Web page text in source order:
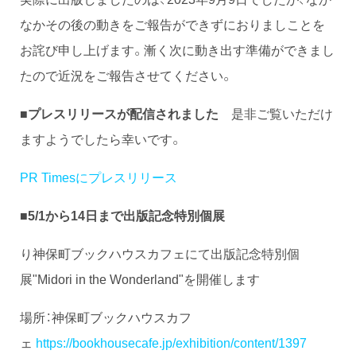
なかその後の動きをご報告ができずにおりましことを
お詫び申し上げます。漸く次に動き出す準備ができまし
たので近況をご報告させてください。
■プレスリリースが配信されました 是非ご覧いただけ
ますようでしたら幸いです。
PR Timesにプレスリリース
■5/1から14日まで出版記念特別個展
り神保町ブックハウスカフェにて出版記念特別個
展"Midori in the Wonderland"を開催します
場所：神保町ブックハウスカフ
ェ https://bookhousecafe.jp/exhibition/content/1397